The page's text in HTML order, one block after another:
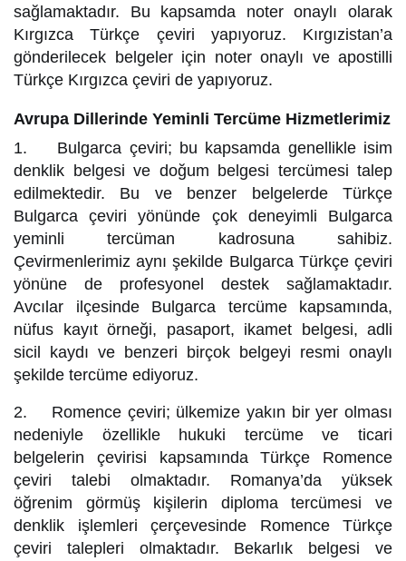
sağlamaktadır. Bu kapsamda noter onaylı olarak
Kırgızca Türkçe çeviri yapıyoruz. Kırgızistan’a
gönderilecek belgeler için noter onaylı ve apostilli
Türkçe Kırgızca çeviri de yapıyoruz.
Avrupa Dillerinde Yeminli Tercüme Hizmetlerimiz
1. Bulgarca çeviri; bu kapsamda genellikle isim
denklik belgesi ve doğum belgesi tercümesi talep
edilmektedir. Bu ve benzer belgelerde Türkçe
Bulgarca çeviri yönünde çok deneyimli Bulgarca
yeminli tercüman kadrosuna sahibiz.
Çevirmenlerimiz aynı şekilde Bulgarca Türkçe çeviri
yönüne de profesyonel destek sağlamaktadır.
Avcılar ilçesinde Bulgarca tercüme kapsamında,
nüfus kayıt örneği, pasaport, ikamet belgesi, adli
sicil kaydı ve benzeri birçok belgeyi resmi onaylı
şekilde tercüme ediyoruz.
2. Romence çeviri; ülkemize yakın bir yer olması
nedeniyle özellikle hukuki tercüme ve ticari
belgelerin çevirisi kapsamında Türkçe Romence
çeviri talebi olmaktadır. Romanya’da yüksek
öğrenim görmüş kişilerin diploma tercümesi ve
denklik işlemleri çerçevesinde Romence Türkçe
çeviri talepleri olmaktadır. Bekarlık belgesi ve